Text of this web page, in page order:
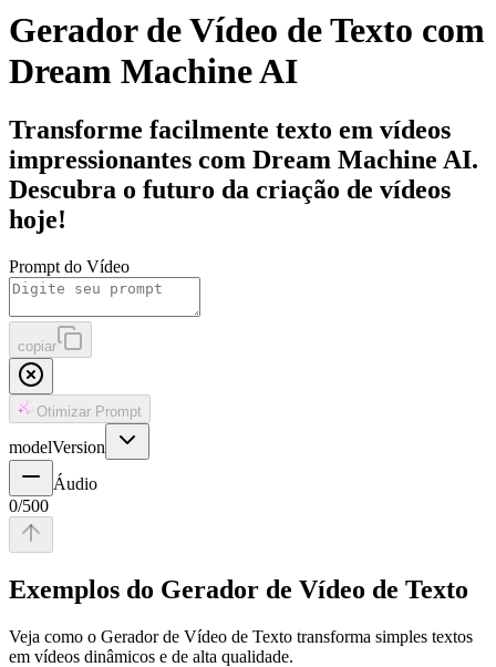
Gerador de Vídeo de Texto com
Dream Machine AI
Transforme facilmente texto em vídeos
impressionantes com Dream Machine AI.
Descubra o futuro da criação de vídeos
hoje!
Prompt do Vídeo
copiar
Otimizar Prompt
modelVersion
Áudio
0/500
Exemplos do Gerador de Vídeo de Texto
Veja como o Gerador de Vídeo de Texto transforma simples textos
em vídeos dinâmicos e de alta qualidade.